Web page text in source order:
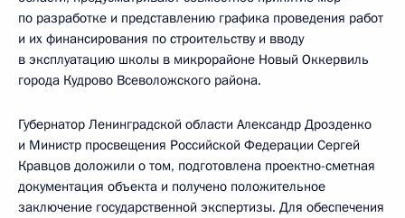
по разработке и представлению графика проведения работ
и их финансирования по строительству и вводу
в эксплуатацию школы в микрорайоне Новый Оккервиль
города Кудрово Всеволожского района.
Губернатор Ленинградской области Александр Дрозденко
и Министр просвещения Российской Федерации Сергей
Кравцов доложили о том, подготовлена проектно-сметная
документация объекта и получено положительное
заключение государственной экспертизы. Для обеспечения